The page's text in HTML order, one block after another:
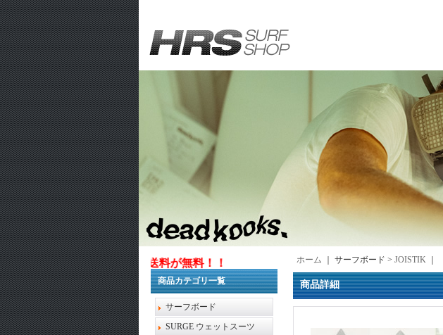
1万円以上お買い上げで送料が無料！！
商品カテゴリ一覧
サーフボード
SURGE ウェットスーツ
ホーム ｜ サーフボード > JOISTIK
商品詳細